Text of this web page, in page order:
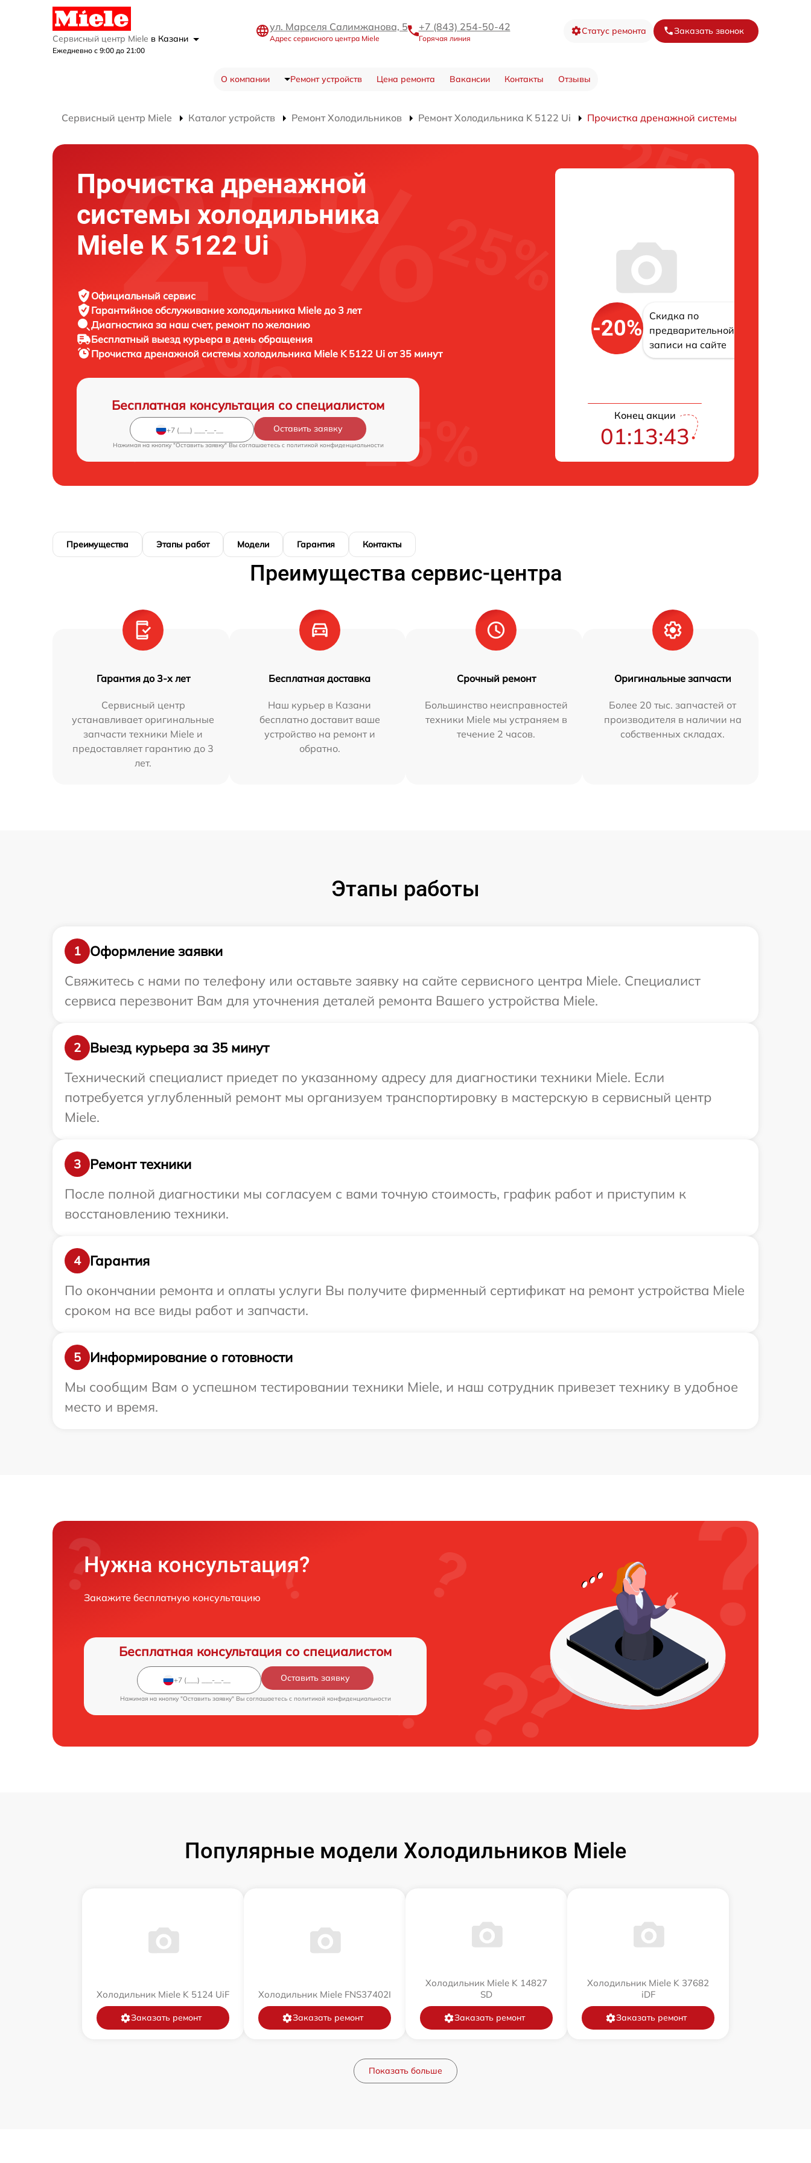
Сервисный центр Miele в Казани
Ежедневно с 9:00 до 21:00
ул. Марселя Салимжанова, 5
Адрес сервисного центра Miele
+7 (843) 254-50-42
Горячая линия
Статус ремонта Заказать звонок
О компании Ремонт устройств Цена ремонта Вакансии Контакты Отзывы
Сервисный центр Miele Каталог устройств Ремонт Холодильников Ремонт Холодильника K 5122 Ui Прочистка дренажной системы
Прочистка дренажной
системы холодильника
Miele K 5122 Ui
Официальный сервис
Гарантийное обслуживание холодильника Miele до 3 лет
Диагностика за наш счет, ремонт по желанию
Бесплатный выезд курьера в день обращения
Прочистка дренажной системы холодильника Miele K 5122 Ui от 35 минут
Бесплатная консультация со специалистом
Оставить заявку
Нажимая на кнопку "Оставить заявку" Вы соглашаетесь c политикой конфиденциальности
-20%
Скидка по
предварительной
записи на сайте
Конец акции
01:13:42
Преимущества Этапы работ Модели Гарантия Контакты
Преимущества сервис-центра
Гарантия до 3-х лет
Сервисный центр
устанавливает оригинальные
запчасти техники Miele и
предоставляет гарантию до 3
лет.
Бесплатная доставка
Наш курьер в Казани
бесплатно доставит ваше
устройство на ремонт и
обратно.
Срочный ремонт
Большинство неисправностей
техники Miele мы устраняем в
течение 2 часов.
Оригинальные запчасти
Более 20 тыс. запчастей от
производителя в наличии на
собственных складах.
Этапы работы
1
Оформление заявки
Свяжитесь с нами по телефону или оставьте заявку на сайте сервисного центра Miele. Специалист
сервиса перезвонит Вам для уточнения деталей ремонта Вашего устройства Miele.
2
Выезд курьера за 35 минут
Технический специалист приедет по указанному адресу для диагностики техники Miele. Если
потребуется углубленный ремонт мы организуем транспортировку в мастерскую в сервисный центр
Miele.
3
Ремонт техники
После полной диагностики мы согласуем с вами точную стоимость, график работ и приступим к
восстановлению техники.
4
Гарантия
По окончании ремонта и оплаты услуги Вы получите фирменный сертификат на ремонт устройства Miele
сроком на все виды работ и запчасти.
5
Информирование о готовности
Мы сообщим Вам о успешном тестировании техники Miele, и наш сотрудник привезет технику в удобное
место и время.
Нужна консультация?
Закажите бесплатную консультацию
Бесплатная консультация со специалистом
Оставить заявку
Нажимая на кнопку "Оставить заявку" Вы соглашаетесь c политикой конфиденциальности
Популярные модели Холодильников Miele
Холодильник Miele K 5124 UiF
Заказать ремонт
Холодильник Miele FNS37402I
Заказать ремонт
Холодильник Miele K 14827
SD
Заказать ремонт
Холодильник Miele K 37682
iDF
Заказать ремонт
Показать больше